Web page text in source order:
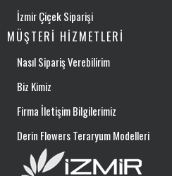
İzmir Çiçek Siparişi
MÜŞTERI HIZMETLERI
Nasıl Sipariş Verebilirim
Biz Kimiz
Firma İletişim Bilgilerimiz
Derin Flowers Teraryum Modelleri